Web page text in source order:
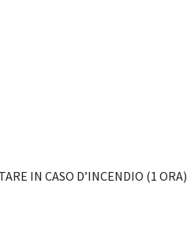
IN CASO D’INCENDIO (1 ORA)